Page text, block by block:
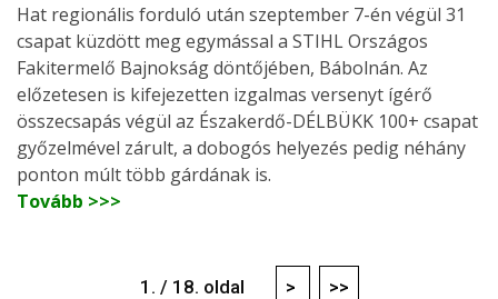
Hat regionális forduló után szeptember 7-én végül 31
csapat küzdött meg egymással a STIHL Országos
Fakitermelő Bajnokság döntőjében, Bábolnán. Az
előzetesen is kifejezetten izgalmas versenyt ígérő
összecsapás végül az Északerdő-DÉLBÜKK 100+ csapat
győzelmével zárult, a dobogós helyezés pedig néhány
ponton múlt több gárdának is.
Tovább >>>
1. / 18. oldal > >>